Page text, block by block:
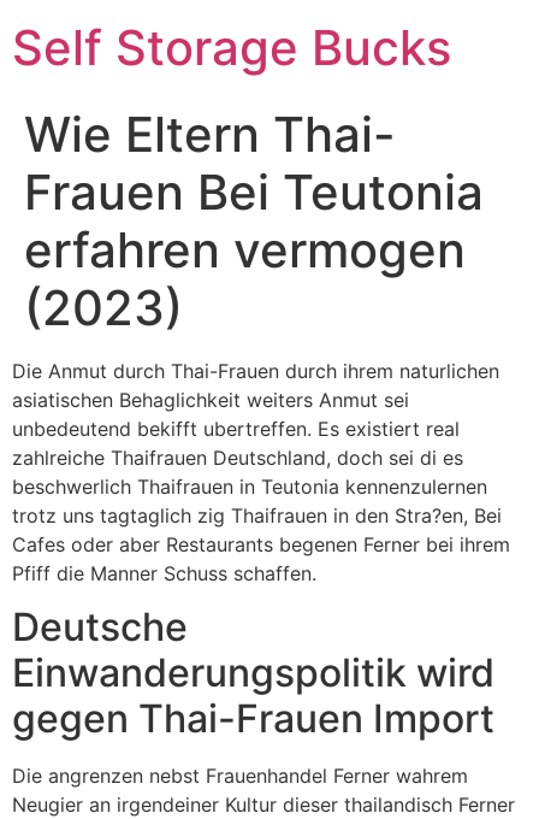
Self Storage Bucks
Wie Eltern Thai-
Frauen Bei Teutonia
erfahren vermogen
(2023)
Die Anmut durch Thai-Frauen durch ihrem naturlichen
asiatischen Behaglichkeit weiters Anmut sei
unbedeutend bekifft ubertreffen. Es existiert real
zahlreiche Thaifrauen Deutschland, doch sei di es
beschwerlich Thaifrauen in Teutonia kennenzulernen
trotz uns tagtaglich zig Thaifrauen in den Stra?en, Bei
Cafes oder aber Restaurants begenen Ferner bei ihrem
Pfiff die Manner Schuss schaffen.
Deutsche
Einwanderungspolitik wird
gegen Thai-Frauen Import
Die angrenzen nebst Frauenhandel Ferner wahrem
Neugier an irgendeiner Kultur dieser thailandisch Ferner